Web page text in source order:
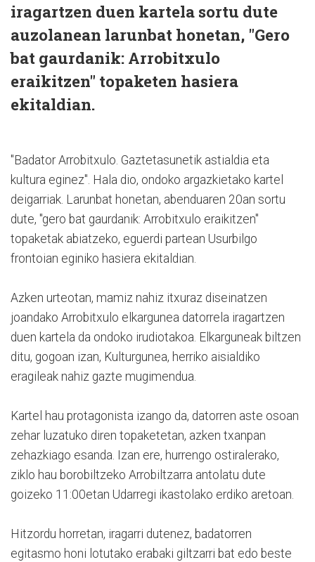
iragartzen duen kartela sortu dute
auzolanean larunbat honetan, "Gero
bat gaurdanik: Arrobitxulo
eraikitzen" topaketen hasiera
ekitaldian.
"Badator Arrobitxulo. Gaztetasunetik astialdia eta
kultura eginez". Hala dio, ondoko argazkietako kartel
deigarriak. Larunbat honetan, abenduaren 20an sortu
dute, "gero bat gaurdanik: Arrobitxulo eraikitzen"
topaketak abiatzeko, eguerdi partean Usurbilgo
frontoian eginiko hasiera ekitaldian.
Azken urteotan, mamiz nahiz itxuraz diseinatzen
joandako Arrobitxulo elkargunea datorrela iragartzen
duen kartela da ondoko irudiotakoa. Elkarguneak biltzen
ditu, gogoan izan, Kulturgunea, herriko aisialdiko
eragileak nahiz gazte mugimendua.
Kartel hau protagonista izango da, datorren aste osoan
zehar luzatuko diren topaketetan, azken txanpan
zehazkiago esanda. Izan ere, hurrengo ostiralerako,
ziklo hau borobiltzeko Arrobiltzarra antolatu dute
goizeko 11:00etan Udarregi ikastolako erdiko aretoan.
Hitzordu horretan, iragarri dutenez, badatorren
egitasmo honi lotutako erabaki giltzarri bat edo beste